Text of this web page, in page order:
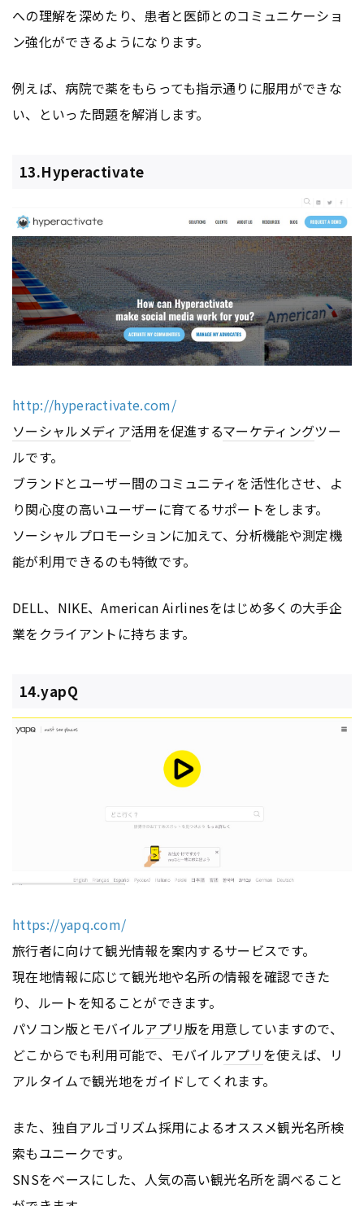
への理解を深めたり、患者と医師とのコミュニケーショ
ン強化ができるようになります。
例えば、病院で薬をもらっても指示通りに服用ができな
い、といった問題を解消します。
13.Hyperactivate
http://hyperactivate.com/
ソーシャルメディア活用を促進するマーケティングツー
ルです。
ブランドとユーザー間のコミュニティを活性化させ、よ
り関心度の高いユーザーに育てるサポートをします。
ソーシャルプロモーションに加えて、分析機能や測定機
能が利用できるのも特徴です。
DELL、NIKE、American Airlinesをはじめ多くの大手企
業をクライアントに持ちます。
14.yapQ
https://yapq.com/
旅行者に向けて観光情報を案内するサービスです。
現在地情報に応じて観光地や名所の情報を確認できた
り、ルートを知ることができます。
パソコン版とモバイルアプリ版を用意していますので、
どこからでも利用可能で、モバイルアプリを使えば、リ
アルタイムで観光地をガイドしてくれます。
また、独自アルゴリズム採用によるオススメ観光名所検
索もユニークです。
SNSをベースにした、人気の高い観光名所を調べること